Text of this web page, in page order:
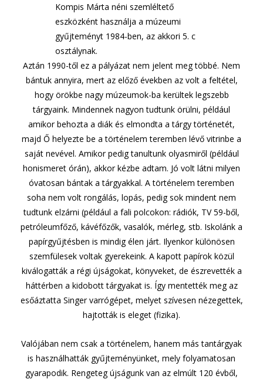
Kompis Márta néni szemléltető
eszközként használja a múzeumi
gyűjteményt 1984-ben, az akkori 5. c
osztálynak.
Aztán 1990-től ez a pályázat nem jelent meg többé. Nem
bántuk annyira, mert az előző években az volt a feltétel,
hogy örökbe nagy múzeumok-ba kerültek legszebb
tárgyaink. Mindennek nagyon tudtunk örülni, például
amikor behozta a diák és elmondta a tárgy történetét,
majd Ő helyezte be a történelem teremben lévő vitrinbe a
saját nevével. Amikor pedig tanultunk olyasmiről (például
honismeret órán), akkor kézbe adtam. Jó volt látni milyen
óvatosan bántak a tárgyakkal. A történelem teremben
soha nem volt rongálás, lopás, pedig sok mindent nem
tudtunk elzárni (például a fali polcokon: rádiók, TV 59-ből,
petróleumfőző, kávéfőzők, vasalók, mérleg, stb. Iskolánk a
papírgyűjtésben is mindig élen járt. Ilyenkor különösen
szemfülesek voltak gyerekeink. A kapott papírok közül
kiválogatták a régi újságokat, könyveket, de észrevették a
háttérben a kidobott tárgyakat is. Így mentették meg az
esőáztatta Singer varrógépet, melyet szívesen nézegettek,
hajtották is eleget (fizika).
Valójában nem csak a történelem, hanem más tantárgyak
is használhatták gyűjteményünket, mely folyamatosan
gyarapodik. Rengeteg újságunk van az elmúlt 120 évből,